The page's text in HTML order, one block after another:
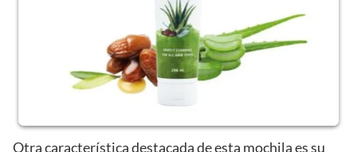
Otra característica destacada de esta mochila es su